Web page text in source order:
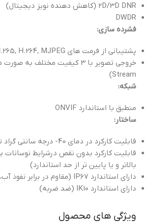
ویژگی های محصول
2D/3D DNR (کاهش دهنده نویز دیجیتال)
DWDR
فشرده سازی:
پشتیبانی از فرمت های Ultra 265, H.265, H.264, MJPEG
Stream)
شبکه:
منطبق با استاندارد ONVIF
ساختار:
قابلیت کارکرد در دمای 40- درجه سانتی گراد تا 60 درجه سانتی گراد
بالاتر و یا پایین تر از حد استاندارد)
دارای استاندارد IP67 (مقاوم در برابر نفوذ آب، گرد و غبار)
دارای استاندارد IK10 (ضد ضربه)